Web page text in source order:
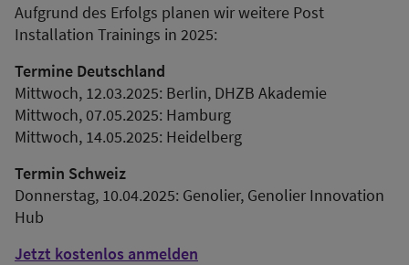
Aufgrund des Erfolgs planen wir weitere Post
Installation Trainings in 2025:
Termine Deutschland
Mittwoch, 12.03.2025: Berlin, DHZB Akademie
Mittwoch, 07.05.2025: Hamburg
Mittwoch, 14.05.2025: Heidelberg
Termin Schweiz
Donnerstag, 10.04.2025: Genolier, Genolier Innovation
Hub
Jetzt kostenlos anmelden